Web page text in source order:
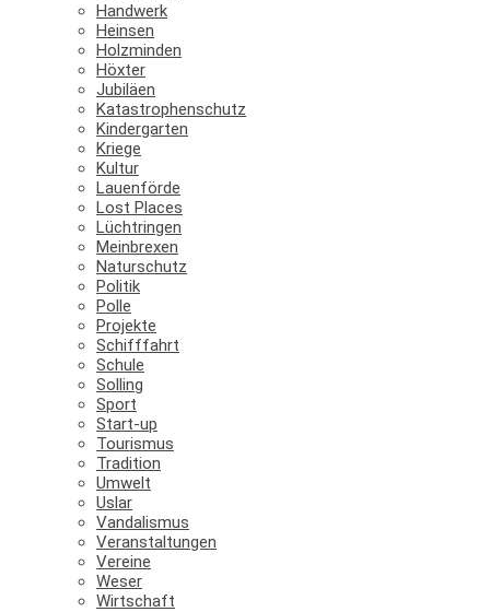
Handwerk
Heinsen
Holzminden
Höxter
Jubiläen
Katastrophenschutz
Kindergarten
Kriege
Kultur
Lauenförde
Lost Places
Lüchtringen
Meinbrexen
Naturschutz
Politik
Polle
Projekte
Schifffahrt
Schule
Solling
Sport
Start-up
Tourismus
Tradition
Umwelt
Uslar
Vandalismus
Veranstaltungen
Vereine
Weser
Wirtschaft